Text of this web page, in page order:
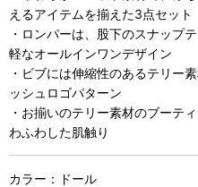
えるアイテムを揃えた3点セット
・ロンパーは、股下のスナップ
軽なオールインワンデザイン
・ビブには伸縮性のあるテリー
ッシュロゴパターン
・お揃いのテリー素材のブーテ
わふわした肌触り
カラー：ドール